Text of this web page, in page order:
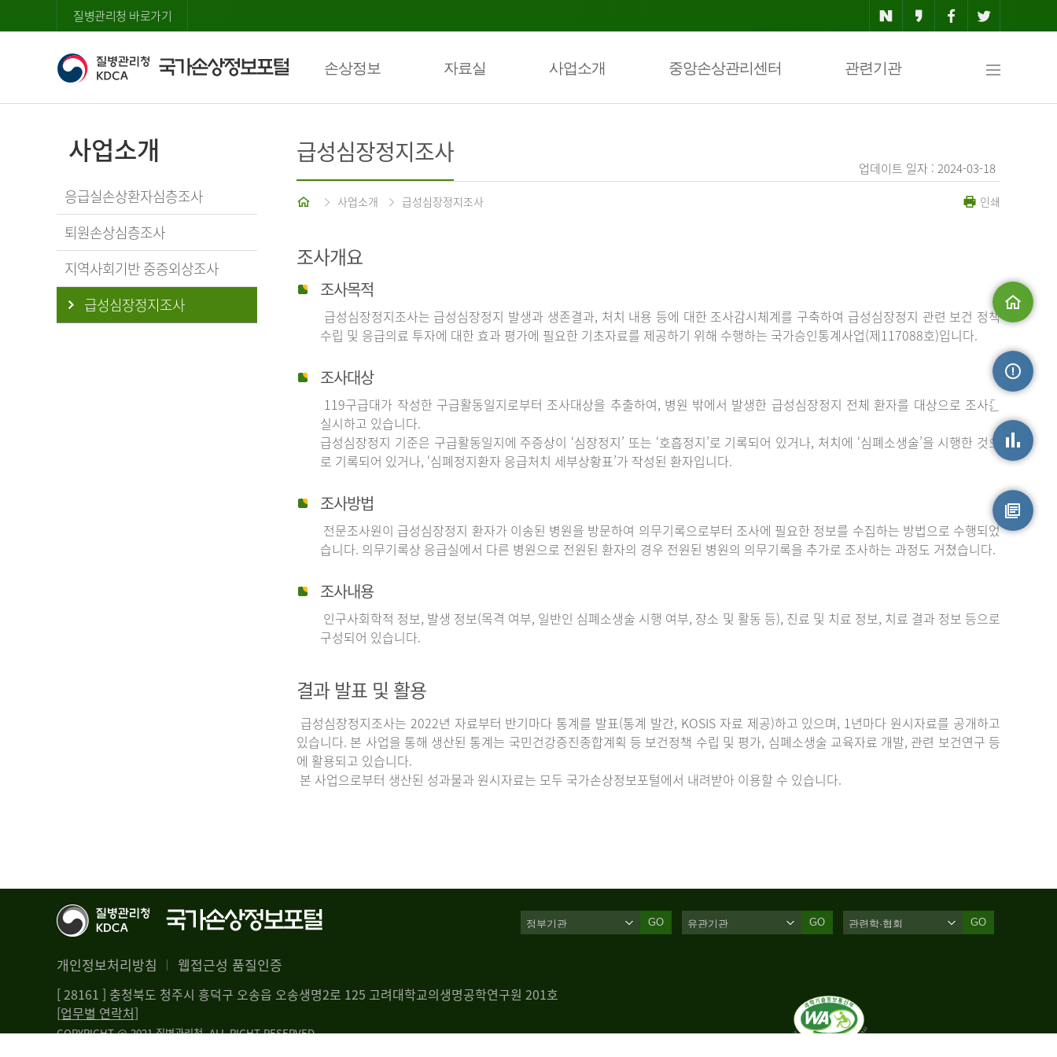
질병관리청 바로가기
손상정보 자료실 사업소개 중앙손상관리센터 관련기관
맵
사업소개
응급실손상환자심층조사
퇴원손상심층조사
지역사회기반 중증외상조사
급성심장정지조사
업데이트 일자 : 2024-03-18
급성심장정지조사
홈 사업소개 급성심장정지조사 인쇄
조사개요
조사목적
급성심장정지조사는 급성심장정지 발생과 생존결과, 처치 내용 등에 대한 조사감시체계를 구축하여 급성심장정지 관련 보건 정책
수립 및 응급의료 투자에 대한 효과 평가에 필요한 기초자료를 제공하기 위해 수행하는 국가승인통계사업(제117088호)입니다.
조사대상
119구급대가 작성한 구급활동일지로부터 조사대상을 추출하여, 병원 밖에서 발생한 급성심장정지 전체 환자를 대상으로 조사를
실시하고 있습니다.
급성심장정지 기준은 구급활동일지에 주증상이 ‘심장정지’ 또는 ‘호흡정지’로 기록되어 있거나, 처치에 ‘심폐소생술’을 시행한 것으
로 기록되어 있거나, ‘심폐정지환자 응급처치 세부상황표’가 작성된 환자입니다.
조사방법
전문조사원이 급성심장정지 환자가 이송된 병원을 방문하여 의무기록으로부터 조사에 필요한 정보를 수집하는 방법으로 수행되었
습니다. 의무기록상 응급실에서 다른 병원으로 전원된 환자의 경우 전원된 병원의 의무기록을 추가로 조사하는 과정도 거쳤습니다.
조사내용
인구사회학적 정보, 발생 정보(목격 여부, 일반인 심폐소생술 시행 여부, 장소 및 활동 등), 진료 및 치료 정보, 치료 결과 정보 등으로
구성되어 있습니다.
결과 발표 및 활용
급성심장정지조사는 2022년 자료부터 반기마다 통계를 발표(통계 발간, KOSIS 자료 제공)하고 있으며, 1년마다 원시자료를 공개하고
있습니다. 본 사업을 통해 생산된 통계는 국민건강증진종합계획 등 보건정책 수립 및 평가, 심폐소생술 교육자료 개발, 관련 보건연구 등
에 활용되고 있습니다.
본 사업으로부터 생산된 성과물과 원시자료는 모두 국가손상정보포털에서 내려받아 이용할 수 있습니다.
개인정보처리방침 웹접근성 품질인증
GO GO GO
[ 28161 ] 충청북도 청주시 흥덕구 오송읍 오송생명2로 125 고려대학교의생명공학연구원 201호
[업무별 연락처]
COPYRIGHT @ 2021 질병관리청. ALL RIGHT RESERVED
손상정보
원시자료